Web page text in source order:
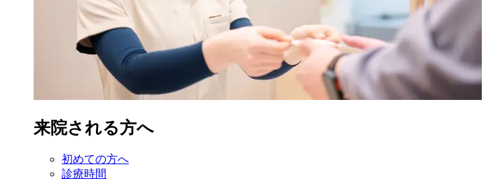
来院される方へ
初めての方へ
診療時間